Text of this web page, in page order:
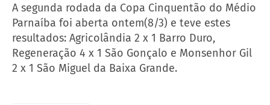
A segunda rodada da Copa Cinquentão do Médio
Parnaíba foi aberta ontem(8/3) e teve estes
resultados: Agricolândia 2 x 1 Barro Duro,
Regeneração 4 x 1 São Gonçalo e Monsenhor Gil
2 x 1 São Miguel da Baixa Grande.